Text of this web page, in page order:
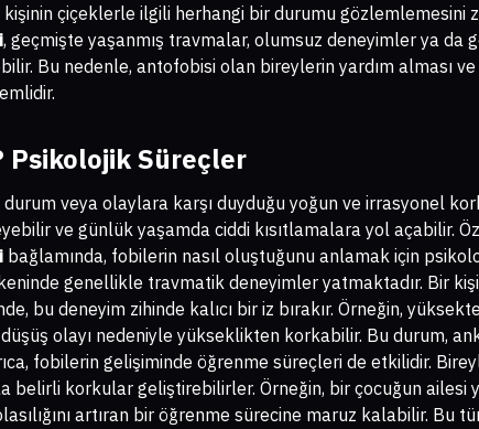
kişinin çiçeklerle ilgili herhangi bir durumu gözlemlemesini
, geçmişte yaşanmış travmalar, olumsuz deneyimler ya da
Bu nedenle, antofobisi olan bireylerin yardım alması
Psikolojik Süreçler
veya olaylara karşı duyduğu yoğun ve irrasyonel
ve günlük yaşamda ciddi kısıtlamalara yol açabilir.
bağlamında, fobilerin nasıl oluştuğunu anlamak için
genellikle travmatik deneyimler yatmaktadır. Bir
bu deneyim zihinde kalıcı bir iz bırakır. Örneğin,
düşüş olayı nedeniyle yükseklikten korkabilir. Bu durum,
fobilerin gelişiminde öğrenme süreçleri de etkilidir.
belirli korkular geliştirebilirler. Örneğin, bir çocuğun ailesi
artıran bir öğrenme sürecine maruz kalabilir. Bu